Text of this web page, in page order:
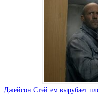
Джейсон Стэйтем вырубает